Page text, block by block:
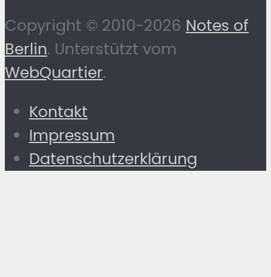
Copyright © 2010-2026 Notes of
Berlin. Unterstützt vom
WebQuartier.
Kontakt
Impressum
Datenschutzerklärung